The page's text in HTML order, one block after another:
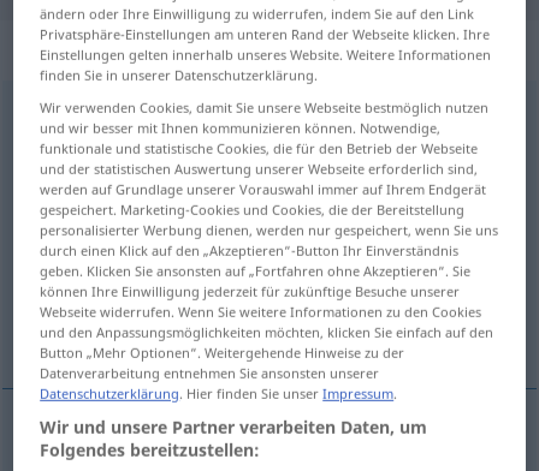
„spry“: adjective
spry [sprai]adj <kompsprier ;spryer;supspriest;spryest
Übersicht aller Übersetzungen
(Für mehr Details die Übersetzung anklicken/antippen)
flink, hurtig, lebhaft, rüstig, beweglich, flink,
gelenkig
lebhaft, behände, hurtig
flink,hurtig, lebhaft,rüstig
ändern oder Ihre Einwilligung zu widerrufen, indem Sie auf den Link
Privatsphäre-Einstellungen am unteren Rand der Webseite klicken. Ihre
Einstellungen gelten innerhalb unseres Website. Weitere Informationen
finden Sie in unserer Datenschutzerklärung.
Wir verwenden Cookies, damit Sie unsere Webseite bestmöglich nutzen
und wir besser mit Ihnen kommunizieren können. Notwendige,
funktionale und statistische Cookies, die für den Betrieb der Webseite
und der statistischen Auswertung unserer Webseite erforderlich sind,
werden auf Grundlage unserer Vorauswahl immer auf Ihrem Endgerät
gespeichert. Marketing-Cookies und Cookies, die der Bereitstellung
personalisierter Werbung dienen, werden nur gespeichert, wenn Sie uns
durch einen Klick auf den „Akzeptieren“-Button Ihr Einverständnis
geben. Klicken Sie ansonsten auf „Fortfahren ohne Akzeptieren“. Sie
können Ihre Einwilligung jederzeit für zukünftige Besuche unserer
Webseite widerrufen. Wenn Sie weitere Informationen zu den Cookies
und den Anpassungsmöglichkeiten möchten, klicken Sie einfach auf den
Button „Mehr Optionen“. Weitergehende Hinweise zu der
Datenverarbeitung entnehmen Sie ansonsten unserer
Datenschutzerklärung. Hier finden Sie unserImpressum.
Wir und unsere Partner verarbeiten Daten, um
Folgendes bereitzustellen: